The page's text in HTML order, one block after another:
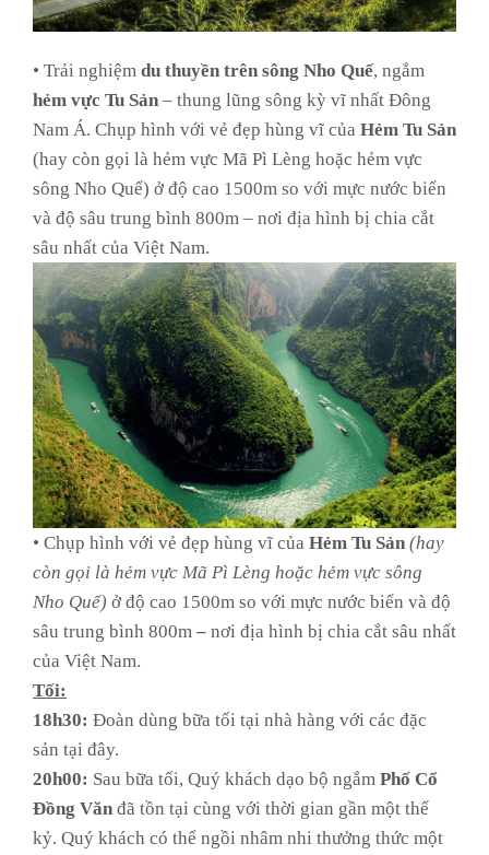
• Trải nghiệm du thuyền trên sông Nho Quế, ngắm
hẻm vực Tu Sản – thung lũng sông kỳ vĩ nhất Đông
Nam Á. Chụp hình với vẻ đẹp hùng vĩ của Hẻm Tu Sản
(hay còn gọi là hẻm vực Mã Pì Lèng hoặc hẻm vực
sông Nho Quế) ở độ cao 1500m so với mực nước biển
và độ sâu trung bình 800m – nơi địa hình bị chia cắt
sâu nhất của Việt Nam.
• Chụp hình với vẻ đẹp hùng vĩ của Hẻm Tu Sản (hay
còn gọi là hẻm vực Mã Pì Lèng hoặc hẻm vực sông
Nho Quế) ở độ cao 1500m so với mực nước biển và độ
sâu trung bình 800m – nơi địa hình bị chia cắt sâu nhất
của Việt Nam.
Tối:
18h30: Đoàn dùng bữa tối tại nhà hàng với các đặc
sản tại đây.
20h00: Sau bữa tối, Quý khách dạo bộ ngắm Phố Cổ
Đồng Văn đã tồn tại cùng với thời gian gần một thế
kỷ. Quý khách có thể ngồi nhâm nhi thưởng thức một